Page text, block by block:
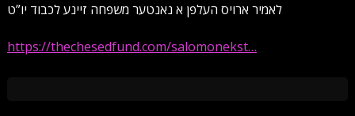
לאמיר ארויס העלפן א נאנטער משפחה זיינע לכבוד יו”ט
https://thechesedfund.com/salomonekst…